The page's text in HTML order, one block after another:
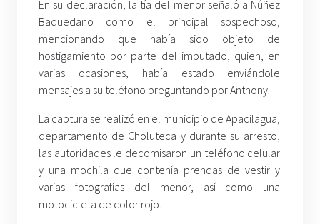
En su declaración, la tía del menor señaló a Núñez
Baquedano como el principal sospechoso,
mencionando que había sido objeto de
hostigamiento por parte del imputado, quien, en
varias ocasiones, había estado enviándole
mensajes a su teléfono preguntando por Anthony.
La captura se realizó en el municipio de Apacilagua,
departamento de Choluteca y durante su arresto,
las autoridades le decomisaron un teléfono celular
y una mochila que contenía prendas de vestir y
varias fotografías del menor, así como una
motocicleta de color rojo.